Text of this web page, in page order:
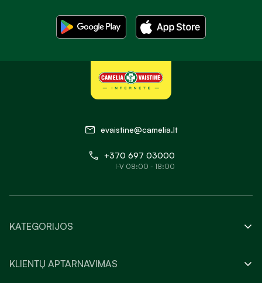
evaistine@camelia.lt
+370 697 03000
I-V 08:00 - 18:00
KATEGORIJOS
KLIENTŲ APTARNAVIMAS